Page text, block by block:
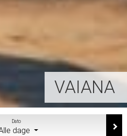
VAIANA
Dato
dage